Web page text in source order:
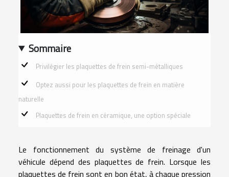
Sommaire
Privilégier les plaquettes de frein semi-métalliques
Optez aussi pour les plaquettes de frein en matière
naturelle
Plaquettes de frein en céramique, une option spéciale
Le fonctionnement du système de freinage d'un
véhicule dépend des plaquettes de frein. Lorsque les
plaquettes de frein sont en bon état, à chaque pression